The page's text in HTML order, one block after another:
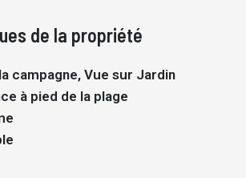
de la propriété
campagne, Vue sur Jardin
à pied de la plage